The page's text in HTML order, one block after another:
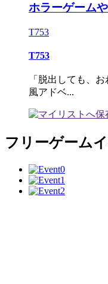
ホラーゲーム
T753
T753
「脱出しても、
風アドベ...
フリーゲーム